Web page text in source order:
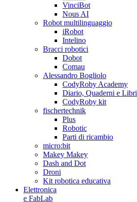
VinciBot
Nous AI
Robot multilinguaggio
iRobot
Intelino
Bracci robotici
Dobot
Comau
Alessandro Bogliolo
CodyRoby Academy
Diario, Quaderni e Libri
CodyRoby kit
fischertechnik
Plus
Robotic
Parti di ricambio
micro:bit
Makey Makey
Dash and Dot
Droni
Kit robotica educativa
Elettronica
e FabLab